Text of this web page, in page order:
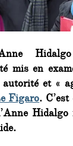
mis en
et «
Figaro.
Hidalgo